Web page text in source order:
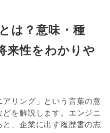
は？意味・種
来性をわかりや
リング」という言葉の意
を解説します。エンジニ
、企業に出す履歴書の志